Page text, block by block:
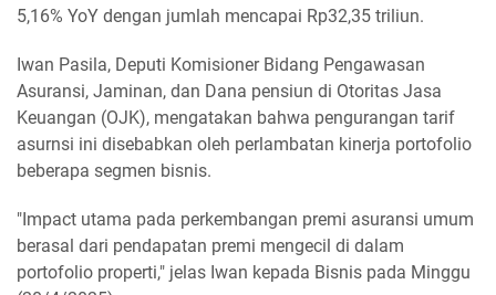
5,16% YoY dengan jumlah mencapai Rp32,35 triliun.
Iwan Pasila, Deputi Komisioner Bidang Pengawasan
Asuransi, Jaminan, dan Dana pensiun di Otoritas Jasa
Keuangan (OJK), mengatakan bahwa pengurangan tarif
asurnsi ini disebabkan oleh perlambatan kinerja portofolio
beberapa segmen bisnis.
"Impact utama pada perkembangan premi asuransi umum
berasal dari pendapatan premi mengecil di dalam
portofolio properti," jelas Iwan kepada Bisnis pada Minggu